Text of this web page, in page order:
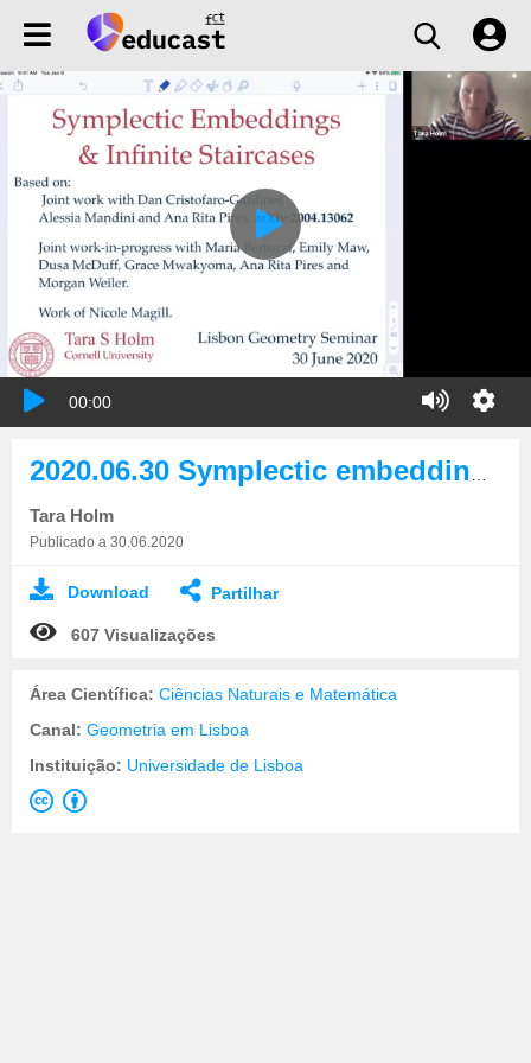
00:00
Tara Holm
Publicado a 30.06.2020
Download Partilhar
607 Visualizações
Área Científica: Ciências Naturais e Matemática
Canal: Geometria em Lisboa
Instituição: Universidade de Lisboa